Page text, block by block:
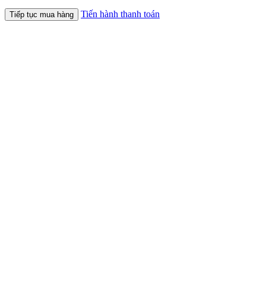
Tiếp tục mua hàng Tiến hành thanh toán